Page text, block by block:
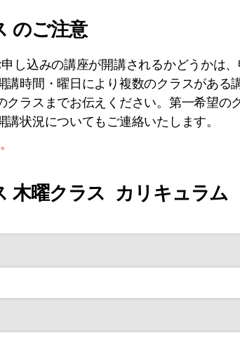
のご注意
し込みの講座が開講されるかどうかは、
時間・曜日により複数のクラスがある
ラスまでお伝えください。第一希望の
状況についてもご連絡いたします。
木曜クラス カリキュラム